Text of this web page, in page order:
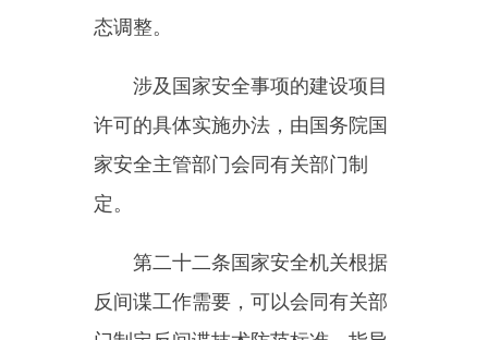
责人批准，出示工作证件，可以查
施及有关程序、工具。查验中发现
存在危害国家安全情形的，国家安
全机关应当责令其采取措施立即整
改。拒绝整改或者整改后仍存在危
封、扣押。